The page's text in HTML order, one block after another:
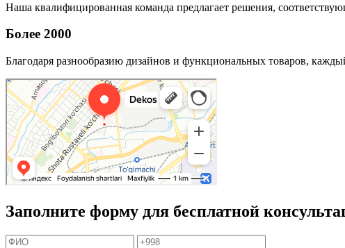
Наша квалифицированная команда предлагает решения,
Более 2000
Благодаря разнообразию дизайнов и функциональных товаров,
Заполните форму для бесплатной